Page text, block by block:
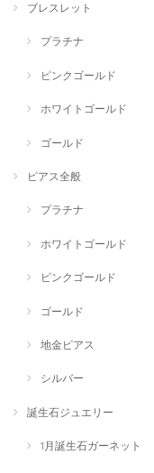
ブレスレット
プラチナ
ピンクゴールド
ホワイトゴールド
ゴールド
ピアス全般
プラチナ
ホワイトゴールド
ピンクゴールド
ゴールド
地金ピアス
シルバー
誕生石ジュエリー
1月誕生石ガーネット